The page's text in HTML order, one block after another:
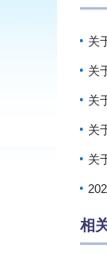
关
关
关
关
关
相